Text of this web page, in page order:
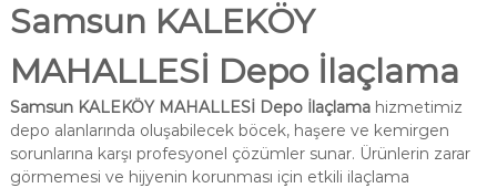
Samsun KALEKÖY
MAHALLESİ Depo İlaçlama
Samsun KALEKÖY MAHALLESİ Depo İlaçlamahizmetimiz
depo alanlarında oluşabilecek böcek, haşere ve kemirgen
sorunlarına karşı profesyonel çözümler sunar. Ürünlerin zarar
görmemesi ve hijyenin korunması için etkili ilaçlama